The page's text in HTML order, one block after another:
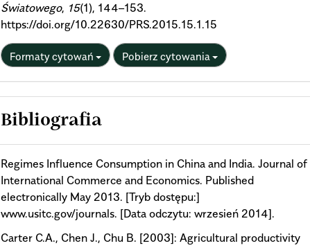
Światowego, 15(1), 144–153.
https://doi.org/10.22630/PRS.2015.15.1.15
Formaty cytowań Pobierz cytowania
Bibliografia
Regimes Influence Consumption in China and India. Journal of
International Commerce and Economics. Published
electronically May 2013. [Tryb dostępu:]
www.usitc.gov/journals. [Data odczytu: wrzesień 2014].
Carter C.A., Chen J., Chu B. [2003]: Agricultural productivity